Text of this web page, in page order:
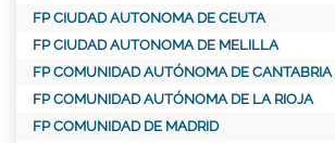
FP CIUDAD AUTONOMA DE CEUTA
FP CIUDAD AUTONOMA DE MELILLA
FP COMUNIDAD AUTÓNOMA DE CANTABRIA
FP COMUNIDAD AUTÓNOMA DE LA RIOJA
FP COMUNIDAD DE MADRID